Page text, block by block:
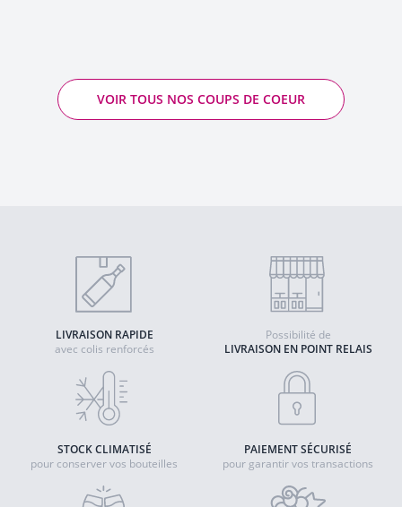
VOIR TOUS NOS COUPS DE COEUR
LIVRAISON RAPIDE
avec colis renforcés
LIVRAISON EN POINT RELAIS
Possibilité de
STOCK CLIMATISÉ
pour conserver vos bouteilles
PAIEMENT SÉCURISÉ
pour garantir vos transactions